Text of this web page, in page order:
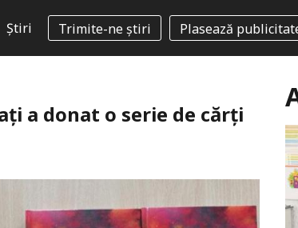
Știri Trimite-ne știri Plasează
a donat o serie de cărți